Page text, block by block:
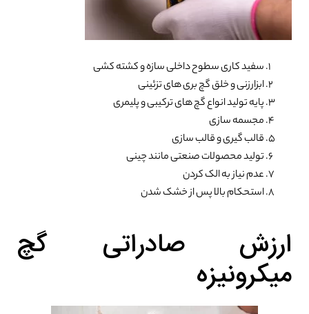
سفید کاری سطوح داخلی سازه و کشته کشی
ابزارزنی و خلق گچ بری های تزئینی
پایه تولید انواع گچ های ترکیبی و پلیمری
مجسمه سازی
قالب گیری و قالب سازی
تولید محصولات صنعتی مانند چینی
عدم نیاز به الک کردن
استحکام بالا پس از خشک شدن
ارزش صادراتی گچ
میکرونیزه
0%